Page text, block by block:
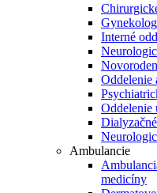
Interné
Oddelenie
Oddelenie
Ambulancie
medicíny